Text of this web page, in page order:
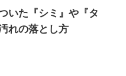
いた『シミ』や『タ
れの落とし方